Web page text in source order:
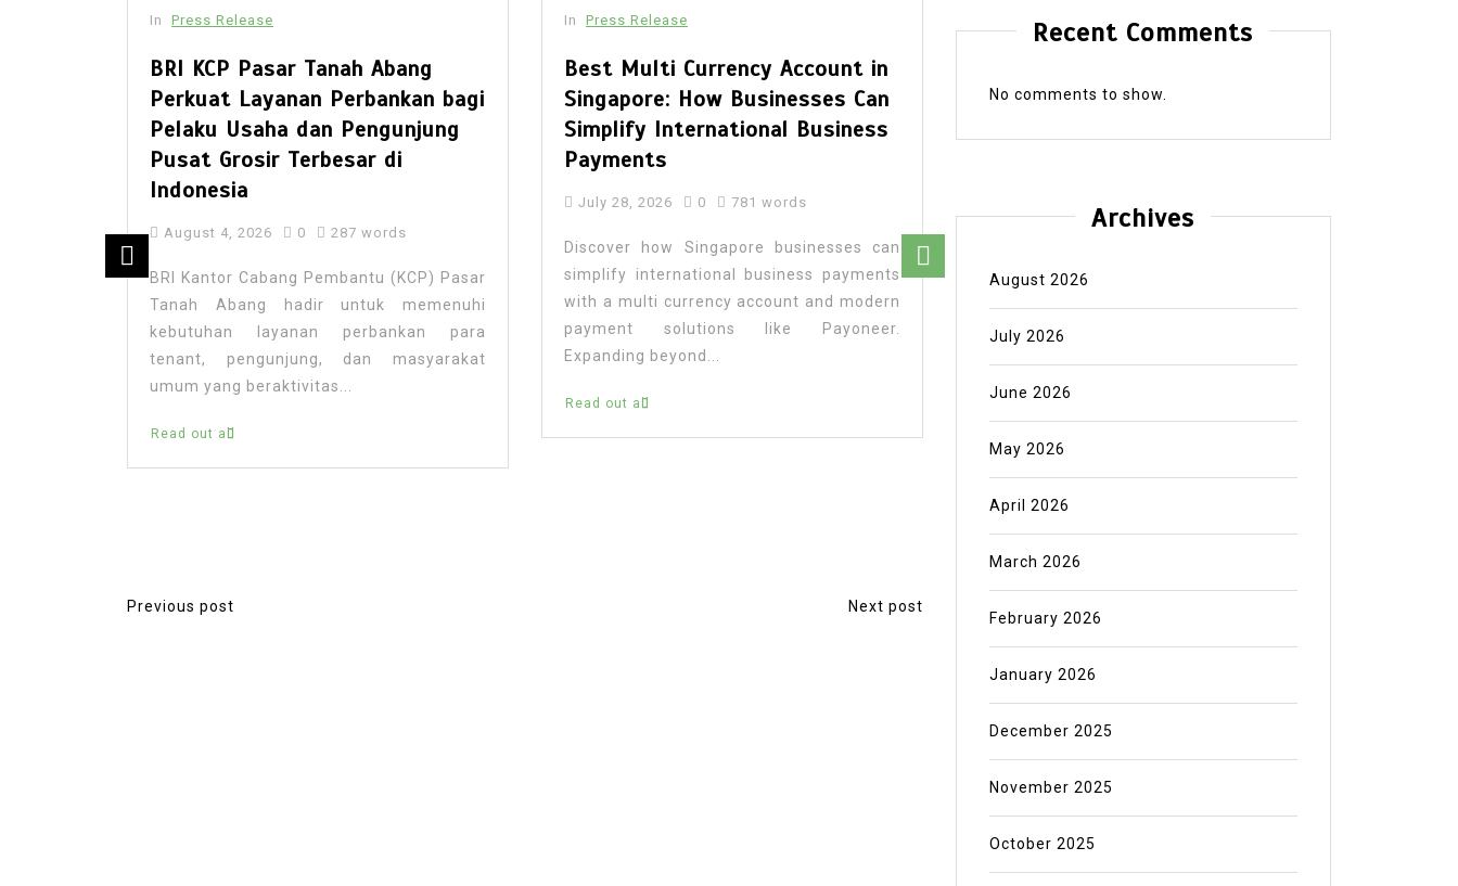
In Press Release
BRI KCP Pasar Tanah Abang
Perkuat Layanan Perbankan bagi
Pelaku Usaha dan Pengunjung
Pusat Grosir Terbesar di
Indonesia
August 4, 2026 0 287 words
BRI Kantor Cabang Pembantu (KCP) Pasar
Tanah Abang hadir untuk memenuhi
kebutuhan layanan perbankan para
tenant, pengunjung, dan masyarakat
umum yang beraktivitas...
Read out all
In Press Release
Best Multi Currency Account in
Singapore: How Businesses Can
Simplify International Business
Payments
July 28, 2026 0 781 words
Discover how Singapore businesses can
simplify international business payments
with a multi currency account and modern
payment solutions like Payoneer.
Expanding beyond...
Read out all
South Korea’s SONO Signals
Singapore
Resorts says its next phase of growth
openings in the...
P
Previous post Next post
Recent Comments
No comments to show.
Archives
August 2026
July 2026
June 2026
May 2026
April 2026
March 2026
February 2026
January 2026
December 2025
November 2025
October 2025